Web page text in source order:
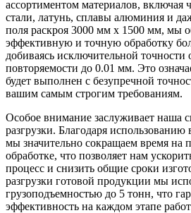
ассортиментом материалов,
стали, латунь, сплавы алюминия и
поля раскроя 3000 мм x 1500 мм, мы
эффективную и точную обработку
добиваясь исключительной
повторяемости до 0.01 мм. Это
будет выполнен с безупречной
вашим самым строгим требованиям.
Особое внимание заслуживает наша
разгрузки. Благодаря использованию
мы значительно сокращаем время на
обработке, что позволяет нам
процесс и снизить общие сроки
разгрузки готовой продукции мы
грузоподъемностью до 5 тонн, что
эффективность на каждом этапе